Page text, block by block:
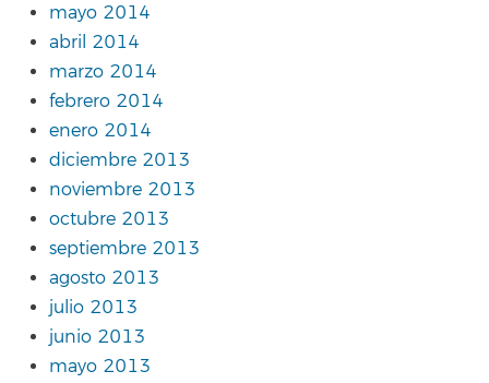
mayo 2014
abril 2014
marzo 2014
febrero 2014
enero 2014
diciembre 2013
noviembre 2013
octubre 2013
septiembre 2013
agosto 2013
julio 2013
junio 2013
mayo 2013